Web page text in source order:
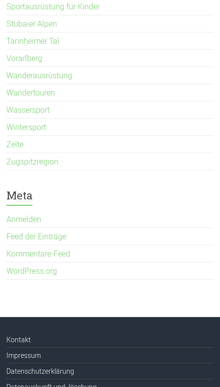
Sportausrüstung für Kinder
Stubaier Alpen
Tannheimer Tal
Vorarlberg
Wanderausrüstung
Wandertouren
Wassersport
Wintersport
Zelte
Zugspitzregion
Meta
Anmelden
Feed der Einträge
Kommentare-Feed
WordPress.org
Kontakt
Impressum
Datenschutzerklärung